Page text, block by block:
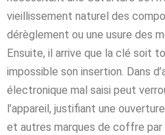
vieillissement naturel des
dérèglement ou une usure des
Ensuite, il arrive que la clé soit
impossible son insertion. Dans
électronique mal saisi peut
l’appareil, justifiant une
et autres marques de coffre par